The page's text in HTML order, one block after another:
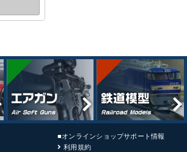
■オンラインショップサポート情報
利用規約